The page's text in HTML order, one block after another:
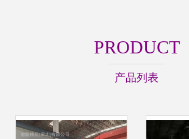
PRODUCT
产品列表